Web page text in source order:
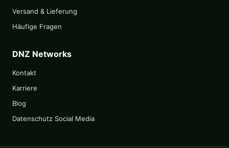
Versand & Lieferung
Häufige Fragen
DNZ Networks
Kontakt
Karriere
Blog
Datenschutz Social Media